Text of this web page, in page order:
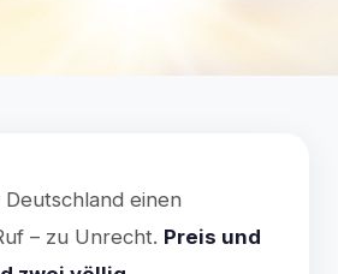
Deutschland einen
– zu Unrecht. Preis und